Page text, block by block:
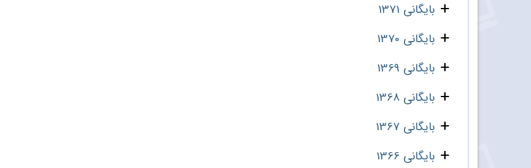
بایگانی 1371
بایگانی 1370
بایگانی 1369
بایگانی 1368
بایگانی 1367
بایگانی 1366